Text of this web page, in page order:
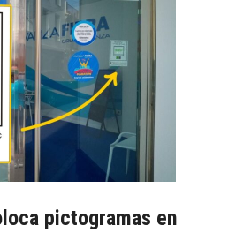
pictogramas en